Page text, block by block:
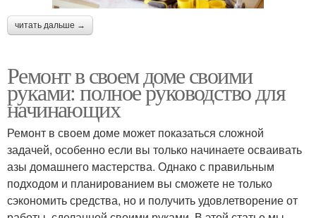
читать дальше →
Ремонт в своем доме своими
руками: полное руководство для
начинающих
Ремонт в своем доме может показаться сложной
задачей, особенно если вы только начинаете осваивать
азы домашнего мастерства. Однако с правильным
подходом и планированием вы сможете не только
сэкономить средства, но и получить удовлетворение от